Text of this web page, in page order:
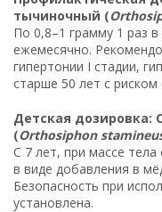
тычиночный (
По 0,8–1 грамму 1 раз
ежемесячно.
гипертонии I стадии,
старше 50 лет с
Детская дозировка:
(Orthosiphon
С 7 лет, при массе
в виде добавления в
Безопасность при
установлена.